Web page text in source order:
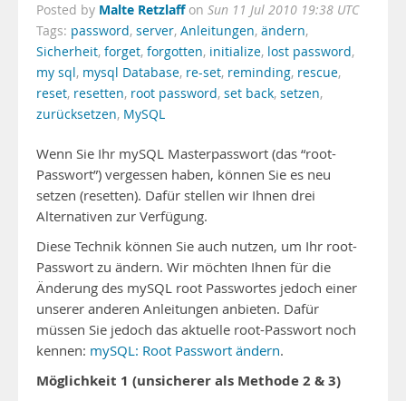
Posted by Malte Retzlaff on Sun 11 Jul 2010 19:38 UTC
Tags: password, server, Anleitungen, ändern,
Sicherheit, forget, forgotten, initialize, lost password,
my sql, mysql Database, re-set, reminding, rescue,
reset, resetten, root password, set back, setzen,
zurücksetzen, MySQL
Wenn Sie Ihr mySQL Masterpasswort (das “root-
Passwort”) vergessen haben, können Sie es neu
setzen (resetten). Dafür stellen wir Ihnen drei
Alternativen zur Verfügung.
Diese Technik können Sie auch nutzen, um Ihr root-
Passwort zu ändern. Wir möchten Ihnen für die
Änderung des mySQL root Passwortes jedoch einer
unserer anderen Anleitungen anbieten. Dafür
müssen Sie jedoch das aktuelle root-Passwort noch
kennen: mySQL: Root Passwort ändern.
Möglichkeit 1 (unsicherer als Methode 2 & 3)